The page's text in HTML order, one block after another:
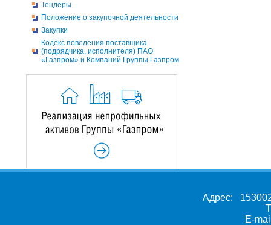
Тендеры
Положение о закупочной деятельности
Закупки
Кодекс поведения поставщика
(подрядчика, исполнителя) ПАО
«Газпром» и Компаний Группы Газпром
Адрес:
E-